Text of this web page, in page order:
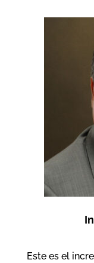
Este es el